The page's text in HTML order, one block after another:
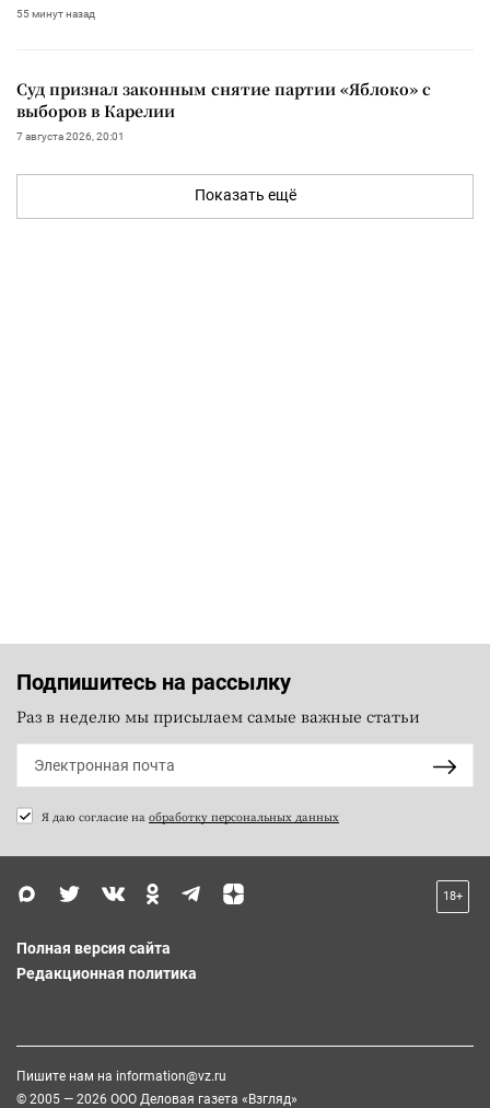
55 минут назад
Суд признал законным снятие партии «Яблоко» с
выборов в Карелии
7 августа 2026, 20:01
Показать ещё
Подпишитесь на рассылку
Раз в неделю мы присылаем самые важные статьи
Я даю согласие на обработку персональных данных
18+
Полная версия сайта
Редакционная политика
Пишите нам на information@vz.ru
© 2005 — 2026 ООО Деловая газета «Взгляд»